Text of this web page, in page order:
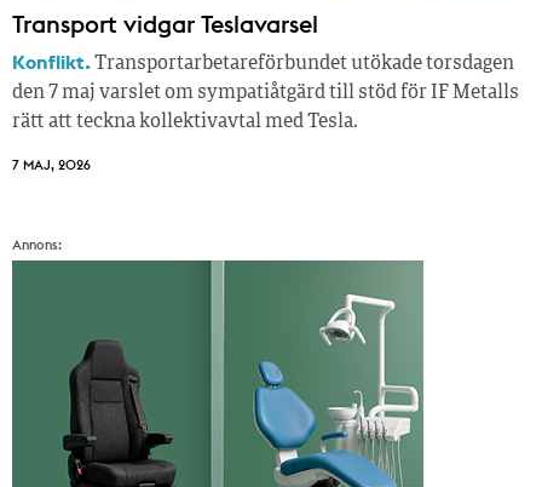
Transport vidgar Teslavarsel
Konflikt.Transportarbetareförbundet utökade torsdagen
den 7 maj varslet om sympatiåtgärd till stöd för IF Metalls
rätt att teckna kollektivavtal med Tesla.
7 MAJ, 2026
Annons: